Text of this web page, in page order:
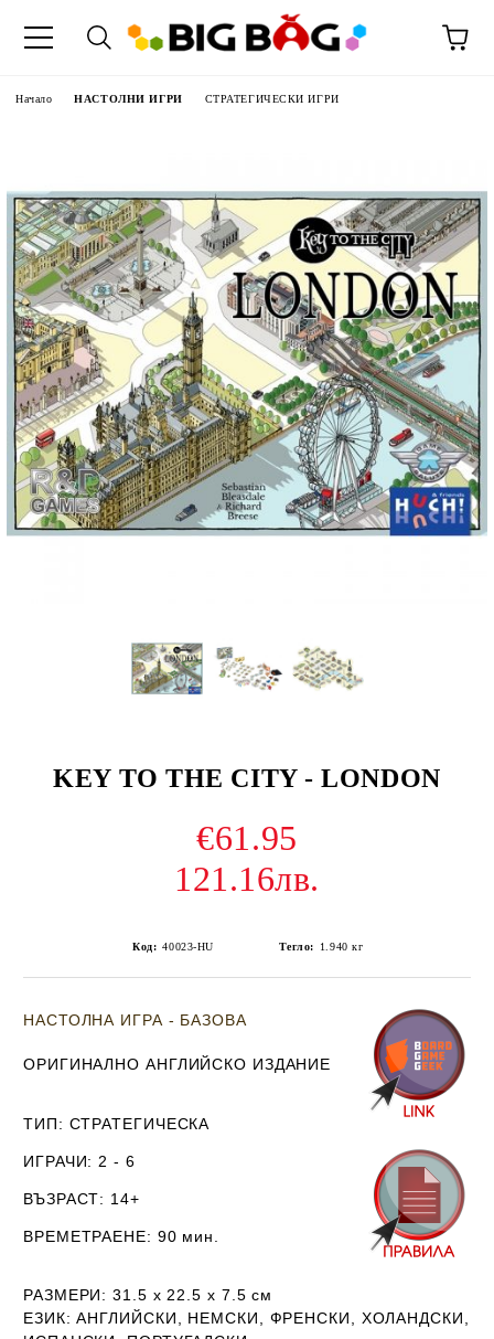
Начало НАСТОЛНИ ИГРИ СТРАТЕГИЧЕСКИ ИГРИ
KEY TO THE CITY - LONDON
€61.95
121.16лв.
Код: 40023-HU Тегло: 1.940 кг
НАСТОЛНА ИГРА - БАЗОВА
ОРИГИНАЛНО АНГЛИЙСКО ИЗДАНИЕ
ТИП: СТРАТЕГИЧЕСКА
ИГРАЧИ: 2 - 6
ВЪЗРАСТ: 14+
ВРЕМЕТРАЕНЕ: 90 мин.
РАЗМЕРИ: 31.5 х 22.5 х 7.5см
ЕЗИК: АНГЛИЙСКИ, НЕМСКИ, ФРЕНСКИ, ХОЛАНДСКИ,